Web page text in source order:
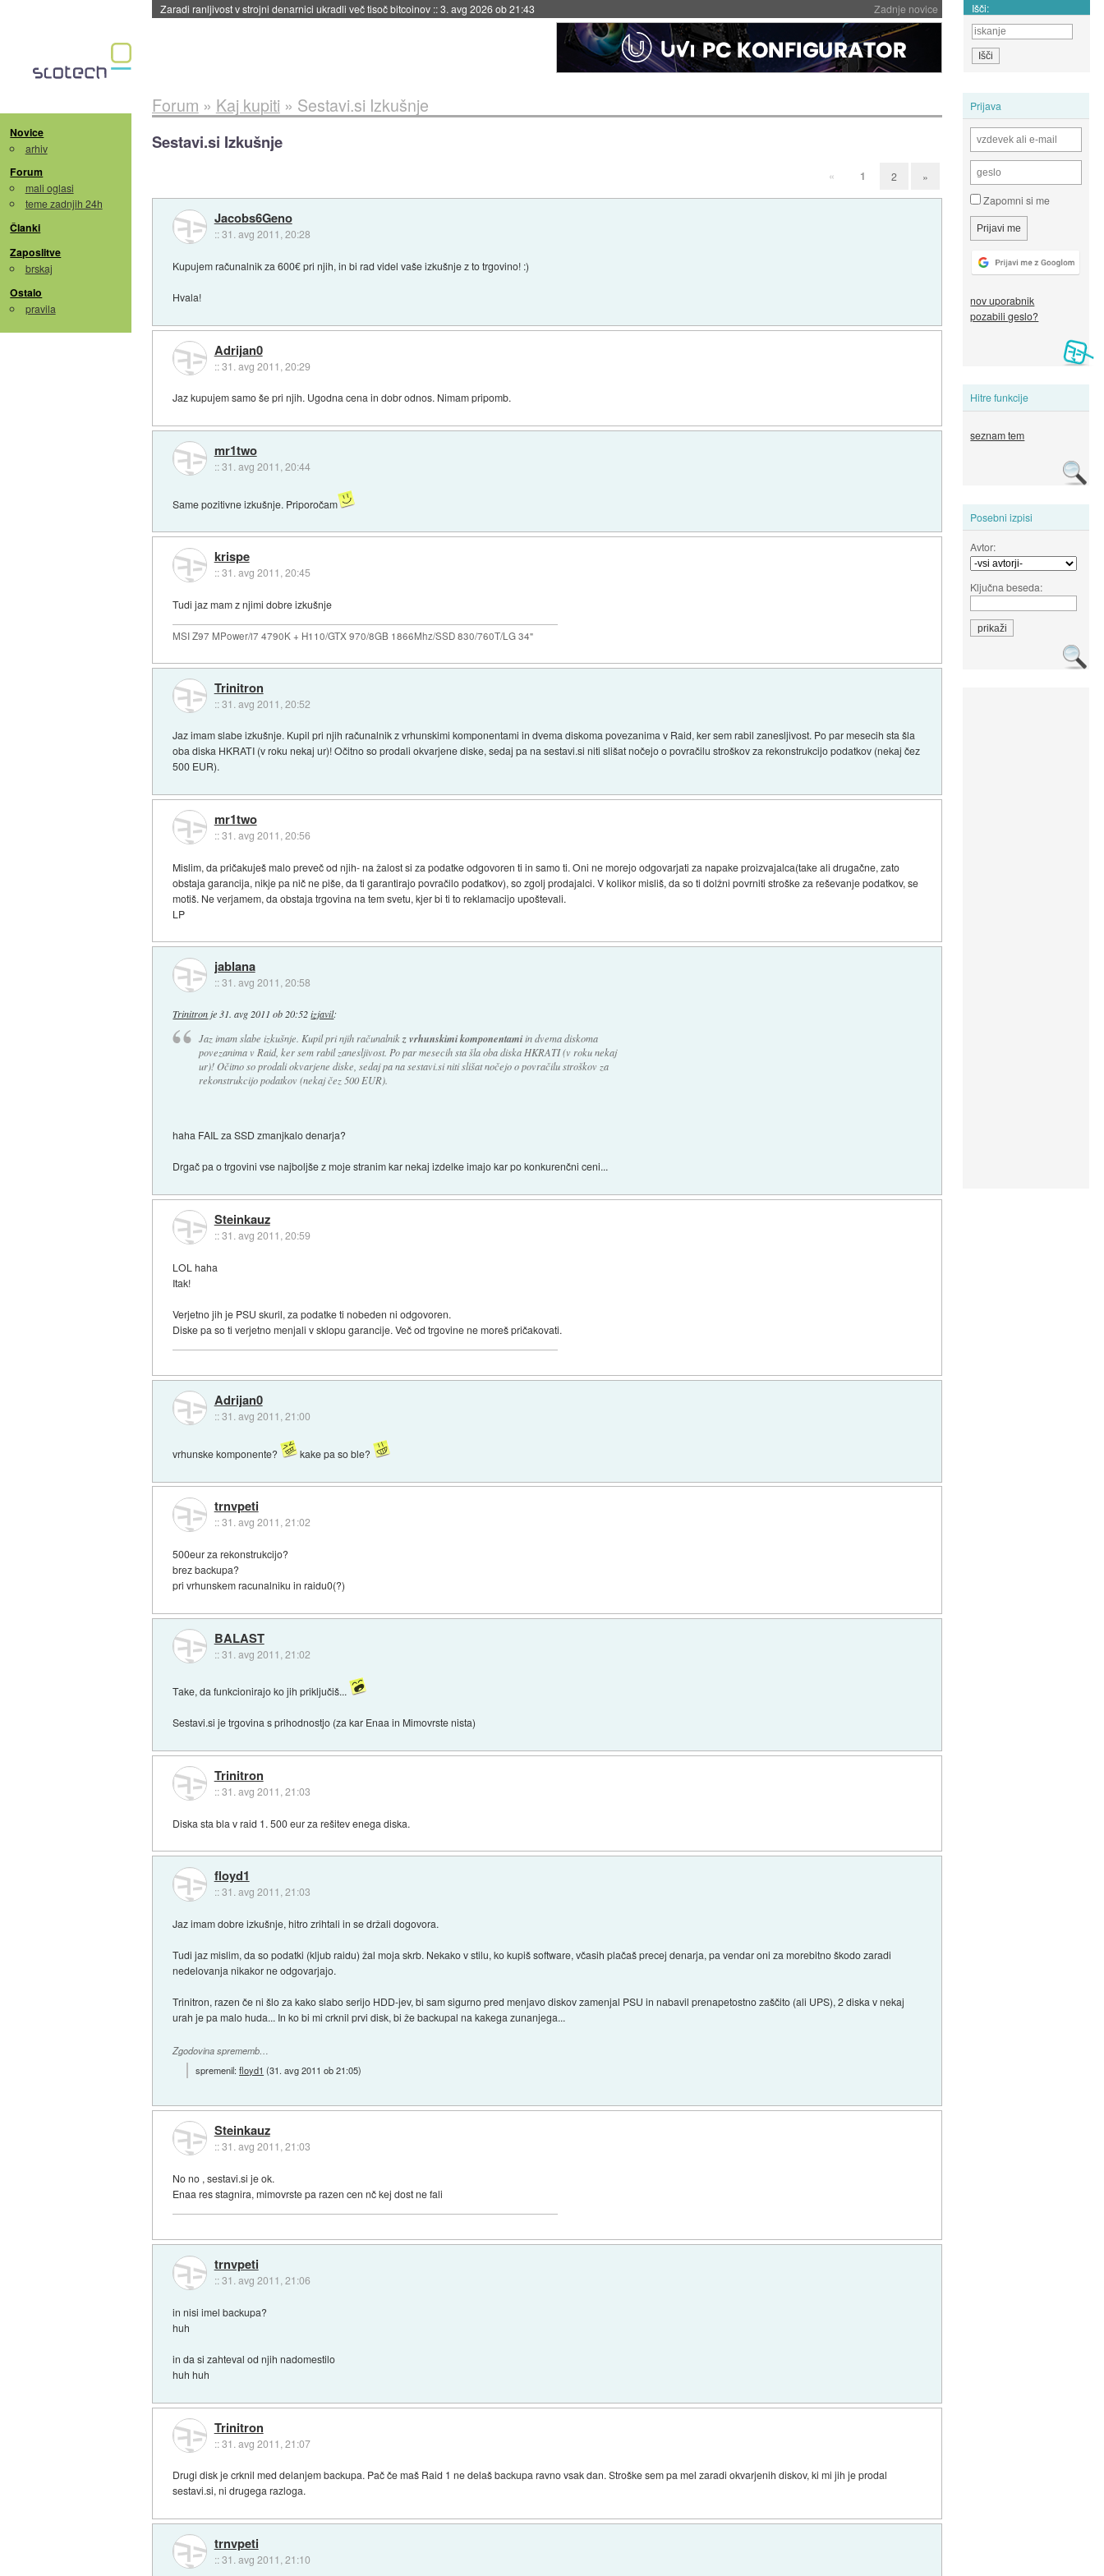
Zadnje novice
Zaradi ranljivost v strojni denarnici ukradli več tisoč bitcoinov ::3. avg 2026 ob 21:43 Išči:
Novice
arhiv
Forum
mali oglasi
teme zadnjih 24h
Članki
Zaposlitve
brskaj
Ostalo
pravila
Prijava
Zapomni si me
nov uporabnik
pozabili geslo?
Hitre funkcije
seznam tem
Posebni izpisi
Avtor:
Ključna beseda:
Forum » Kaj kupiti » Sestavi.si Izkušnje
Sestavi.si Izkušnje
« 1 2 »
Jacobs6Geno
::31. avg 2011, 20:28
Kupujem računalnik za 600€ pri njih, in bi rad videl vaše izkušnje z to trgovino! :)
Hvala!
Adrijan0
::31. avg 2011, 20:29
Jaz kupujem samo še pri njih. Ugodna cena in dobr odnos. Nimam pripomb.
mr1two
::31. avg 2011, 20:44
Same pozitivne izkušnje. Priporočam
krispe
::31. avg 2011, 20:45
Tudi jaz mam z njimi dobre izkušnje
MSI Z97 MPower/i7 4790K + H110/GTX 970/8GB 1866Mhz/SSD 830/760T/LG 34"
Trinitron
::31. avg 2011, 20:52
Jaz imam slabe izkušnje. Kupil pri njih računalnik z vrhunskimi komponentami in dvema diskoma povezanima v Raid, ker sem rabil zanesljivost. Po par mesecih sta šla
oba diska HKRATI (v roku nekaj ur)! Očitno so prodali okvarjene diske, sedaj pa na sestavi.si niti slišat nočejo o povračilu stroškov za rekonstrukcijo podatkov (nekaj čez
500 EUR).
mr1two
::31. avg 2011, 20:56
Mislim, da pričakuješ malo preveč od njih- na žalost si za podatke odgovoren ti in samo ti. Oni ne morejo odgovarjati za napake proizvajalca(take ali drugačne, zato
obstaja garancija, nikje pa nič ne piše, da ti garantirajo povračilo podatkov), so zgolj prodajalci. V kolikor misliš, da so ti dolžni povrniti stroške za reševanje podatkov, se
motiš. Ne verjamem, da obstaja trgovina na tem svetu, kjer bi ti to reklamacijo upoštevali.
LP
jablana
::31. avg 2011, 20:58
Trinitron je 31. avg 2011 ob 20:52 izjavil:
Jaz imam slabe izkušnje. Kupil pri njih računalnikz vrhunskimi komponentamiin dvema diskoma
povezanima v Raid, ker sem rabil zanesljivost. Po par mesecih sta šla oba diska HKRATI (v roku nekaj
ur)! Očitno so prodali okvarjene diske, sedaj pa na sestavi.si niti slišat nočejo o povračilu stroškov za
rekonstrukcijo podatkov (nekaj čez 500 EUR).
haha FAIL za SSD zmanjkalo denarja?
Drgač pa o trgovini vse najboljše z moje stranim kar nekaj izdelke imajo kar po konkurenčni ceni...
Steinkauz
::31. avg 2011, 20:59
LOL haha
Itak!
Verjetno jih je PSU skuril, za podatke ti nobeden ni odgovoren.
Diske pa so ti verjetno menjali v sklopu garancije. Več od trgovine ne moreš pričakovati.
Adrijan0
::31. avg 2011, 21:00
vrhunske komponente? kake pa so ble?
trnvpeti
::31. avg 2011, 21:02
500eur za rekonstrukcijo?
brez backupa?
pri vrhunskem racunalniku in raidu0(?)
BALAST
::31. avg 2011, 21:02
Take, da funkcionirajo ko jih priključiš...
Sestavi.si je trgovina s prihodnostjo (za kar Enaa in Mimovrste nista)
Trinitron
::31. avg 2011, 21:03
Diska sta bla v raid 1. 500 eur za rešitev enega diska.
floyd1
::31. avg 2011, 21:03
Jaz imam dobre izkušnje, hitro zrihtali in se držali dogovora.
Tudi jaz mislim, da so podatki (kljub raidu) žal moja skrb. Nekako v stilu, ko kupiš software, včasih plačaš precej denarja, pa vendar oni za morebitno škodo zaradi
nedelovanja nikakor ne odgovarjajo.
Trinitron, razen če ni šlo za kako slabo serijo HDD-jev, bi sam sigurno pred menjavo diskov zamenjal PSU in nabavil prenapetostno zaščito (ali UPS), 2 diska v nekaj
urah je pa malo huda... In ko bi mi crknil prvi disk, bi že backupal na kakega zunanjega...
Zgodovina sprememb…
spremenil:floyd1 (31. avg 2011 ob 21:05)
Steinkauz
::31. avg 2011, 21:03
No no , sestavi.si je ok.
Enaa res stagnira, mimovrste pa razen cen nč kej dost ne fali
trnvpeti
::31. avg 2011, 21:06
in nisi imel backupa?
huh
in da si zahteval od njih nadomestilo
huh huh
Trinitron
::31. avg 2011, 21:07
Drugi disk je crknil med delanjem backupa. Pač če maš Raid 1 ne delaš backupa ravno vsak dan. Stroške sem pa mel zaradi okvarjenih diskov, ki mi jih je prodal
sestavi.si, ni drugega razloga.
trnvpeti
::31. avg 2011, 21:10